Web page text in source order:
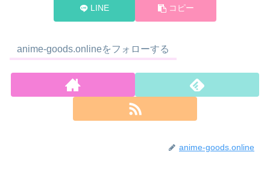
LINE コピー
anime-goods.onlineをフォローする
anime-goods.online